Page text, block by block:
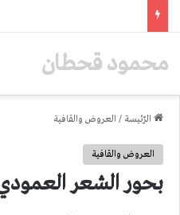
محمود قحطان
الرّئيسة / العروض والقافية
العروض والقافية
بحور الشعر